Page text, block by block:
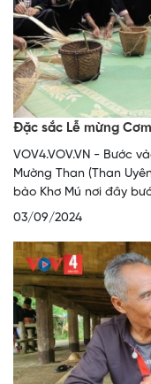
Đặc sắc Lễ mừng
VOV4.VOV.VN - Bước
Mường Than (Than
bào Khơ Mú nơi đây
03/09/2024